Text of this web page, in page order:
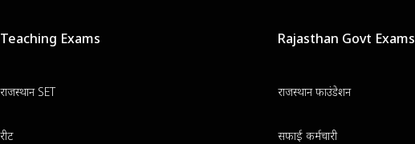
Teaching Exams
राजस्थान SET
रीट
Rajasthan Govt Exams
राजस्थान फाउंडेशन
सफाई कर्मचारी